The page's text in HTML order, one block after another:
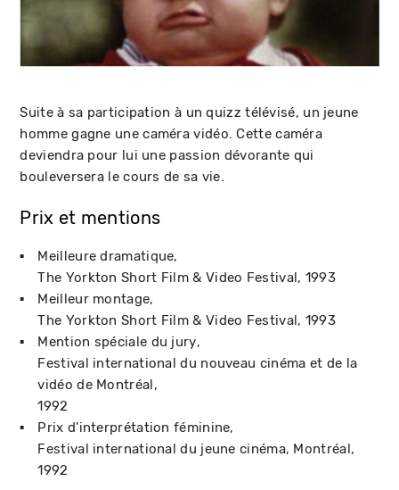
Suite à sa participation à un quizz télévisé, un jeune
homme gagne une caméra vidéo. Cette caméra
deviendra pour lui une passion dévorante qui
bouleversera le cours de sa vie.
Prix et mentions
Meilleure dramatique
The Yorkton Short Film & Video Festival 1993
Meilleur montage
The Yorkton Short Film & Video Festival 1993
Mention spéciale du jury
Festival international du nouveau cinéma et de la
vidéo de Montréal
1992
Prix d'interprétation féminine
Festival international du jeune cinéma Montréal
1992